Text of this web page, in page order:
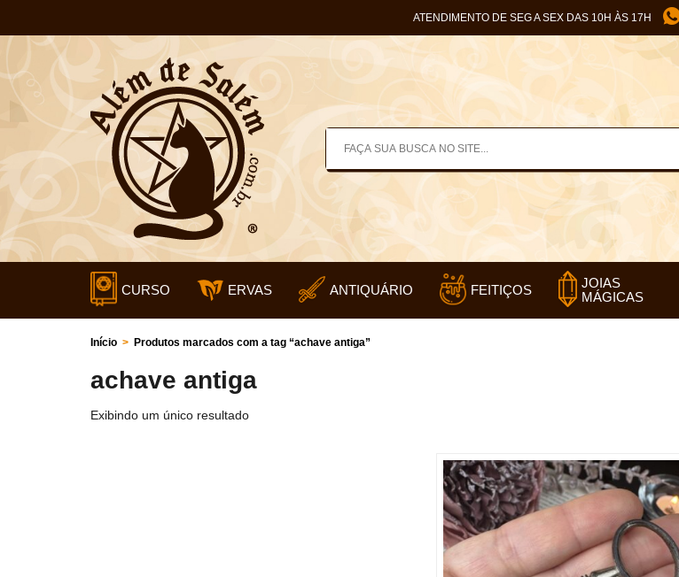
ATENDIMENTO DE SEG A SEX DAS 10H ÀS 17H
CURSO ERVAS ANTIQUÁRIO FEITIÇOS
JOIAS
MÁGICAS
Início > Produtos marcados com a tag “achave antiga”
achave antiga
Exibindo um único resultado